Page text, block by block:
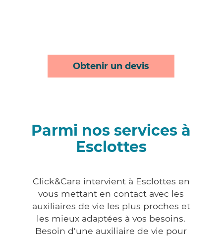
Obtenir un devis
Parmi nos services à
Esclottes
Click&Care intervient à Esclottes en
vous mettant en contact avec les
auxiliaires de vie les plus proches et
les mieux adaptées à vos besoins.
Besoin d'une auxiliaire de vie pour